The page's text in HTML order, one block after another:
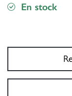
En stock